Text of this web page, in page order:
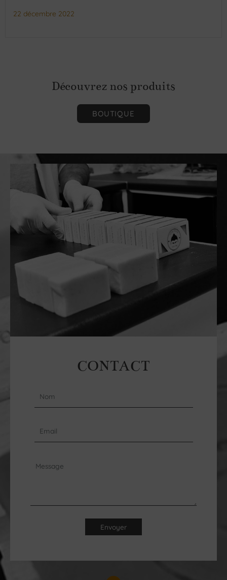
22 décembre 2022
Découvrez nos produits
BOUTIQUE
CONTACT